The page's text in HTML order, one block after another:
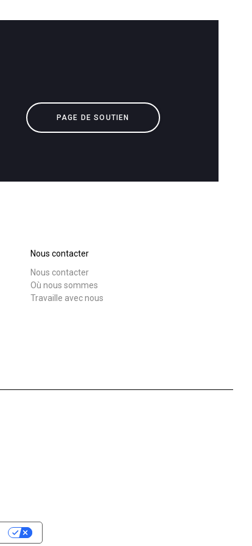
PAGE DE SOUTIEN
Nous contacter
Nous contacter
Où nous sommes
Travaille avec nous